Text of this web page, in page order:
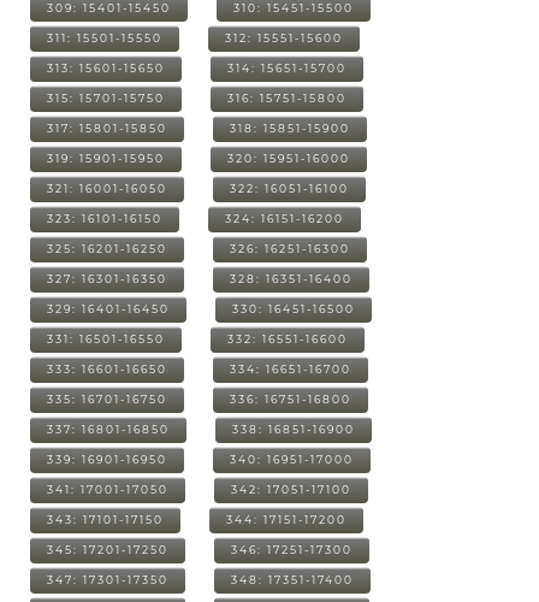
309: 15401-15450 310: 15451-15500
311: 15501-15550 312: 15551-15600
313: 15601-15650 314: 15651-15700
315: 15701-15750 316: 15751-15800
317: 15801-15850 318: 15851-15900
319: 15901-15950 320: 15951-16000
321: 16001-16050 322: 16051-16100
323: 16101-16150 324: 16151-16200
325: 16201-16250 326: 16251-16300
327: 16301-16350 328: 16351-16400
329: 16401-16450 330: 16451-16500
331: 16501-16550 332: 16551-16600
333: 16601-16650 334: 16651-16700
335: 16701-16750 336: 16751-16800
337: 16801-16850 338: 16851-16900
339: 16901-16950 340: 16951-17000
341: 17001-17050 342: 17051-17100
343: 17101-17150 344: 17151-17200
345: 17201-17250 346: 17251-17300
347: 17301-17350 348: 17351-17400